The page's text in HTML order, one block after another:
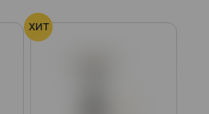
ХИТ